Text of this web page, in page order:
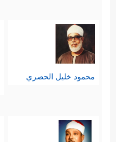
محمود خليل الحصري